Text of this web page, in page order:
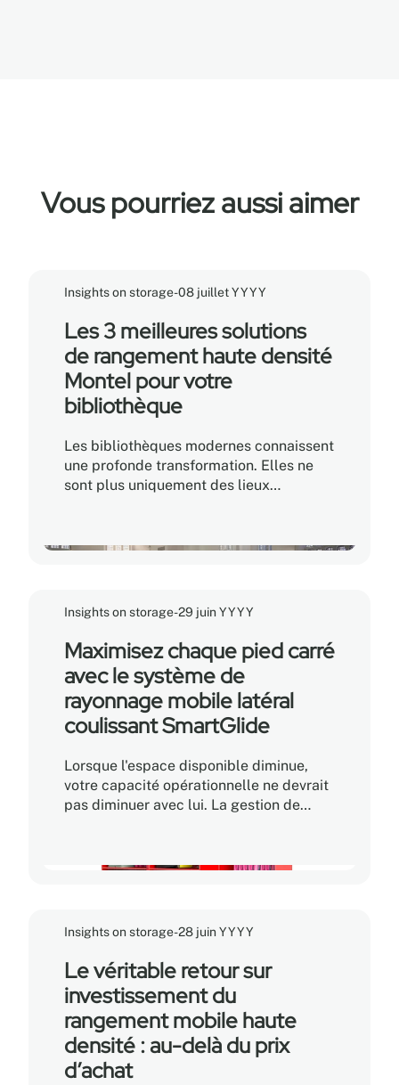
Vous pourriez aussi aimer
Insights on storage-08 juillet YYYY
Les 3 meilleures solutions
de rangement haute densité
Montel pour votre
bibliothèque
Les bibliothèques modernes connaissent
une profonde transformation. Elles ne
sont plus uniquement des lieux
carrefours communautaires, des
bibliothèques et les responsables des
installations, cette évolution soulève un
défi bien réel : comment agrandir les
espaces destinés aux activités
communautaires sans compromettre
l'intégrité des collections physiques?
Insights on storage-29 juin YYYY
Maximisez chaque pied carré
avec le système de
rayonnage mobile latéral
coulissant SmartGlide
Lorsque l'espace disponible diminue,
votre capacité opérationnelle ne devrait
pas diminuer avec lui. La gestion de
spécialisés et d'inventaire essentiel dans
généralement pas le manque de
superficie, mais la façon dont l'espace
est aménagé et utilisé.
Insights on storage-28 juin YYYY
Le véritable retour sur
investissement du
rangement mobile haute
densité : au-delà du prix
d’achat